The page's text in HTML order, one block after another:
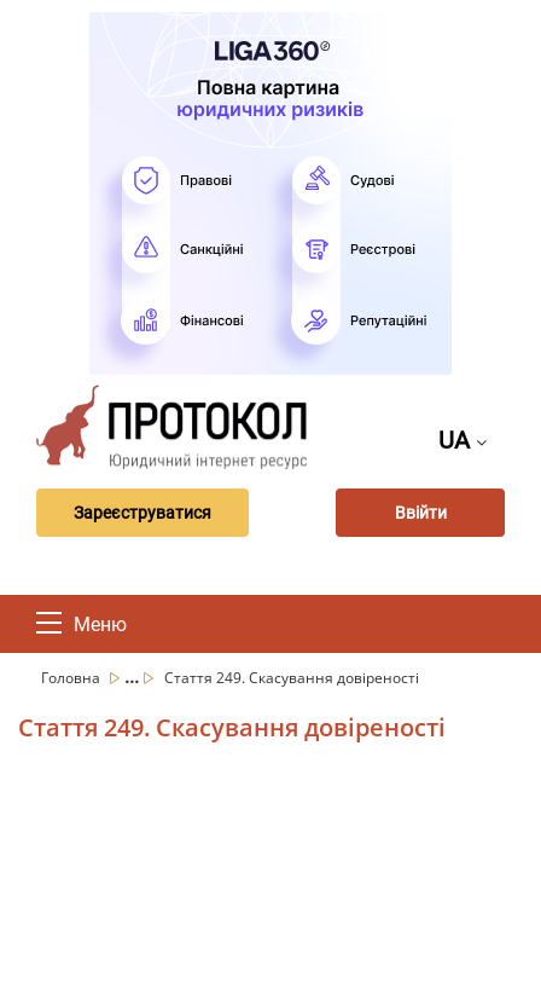
UA
Зареєструватися Ввійти
Меню
Головна ... Стаття 249. Скасування довіреності
Стаття 249. Скасування довіреності